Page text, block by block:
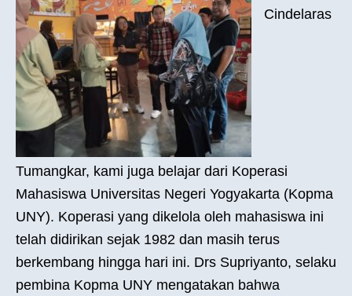
Cindelaras
Tumangkar, kami juga belajar dari Koperasi
Mahasiswa Universitas Negeri Yogyakarta (Kopma
UNY). Koperasi yang dikelola oleh mahasiswa ini
telah didirikan sejak 1982 dan masih terus
berkembang hingga hari ini. Drs Supriyanto, selaku
pembina Kopma UNY mengatakan bahwa